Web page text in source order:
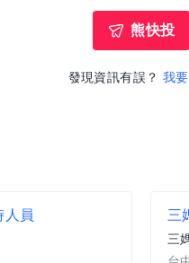
熊快投
發現資訊有誤？ 我
人員 三
三